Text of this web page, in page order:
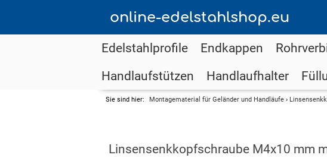
online-edelstahlshop.eu
Edelstahlprofile Endkappen
Handlaufstützen
Handlaufhalter
Sie sind hier: Montagematerial für Geländer und Handläufe›
Linsensenkkopfschraube M4x10 mm